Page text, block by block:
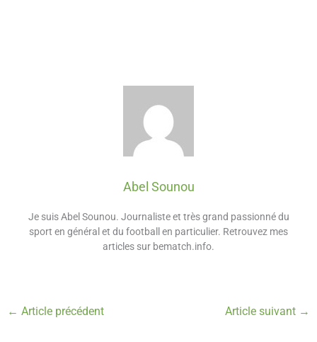
Abel Sounou
Je suis Abel Sounou. Journaliste et très grand passionné du
sport en général et du football en particulier. Retrouvez mes
articles sur bematch.info.
← Article précédent Article suivant →